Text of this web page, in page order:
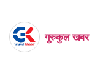
गुरुकुल खबर